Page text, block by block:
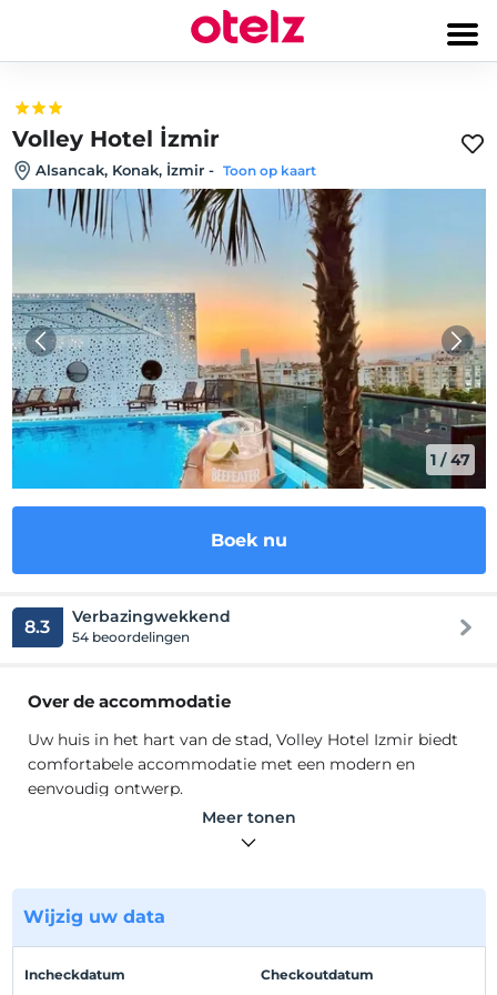
Volley Hotel İzmir
Alsancak, Konak, İzmir - Toon op kaart
1 /47
Boek nu
8.3 Verbazingwekkend
54 beoordelingen
Over de accommodatie
Uw huis in het hart van de stad, Volley Hotel Izmir biedt
comfortabele accommodatie met een modern en
eenvoudig ontwerp.
U zult zich bevoorrecht voelen in onze kamers die zijn
ingericht voor het comfort van uw gasten. In Alsancak,
Alsancak Indoor Sports Hall, kunt u degene kiezen die
het beste bij u past in ons hotel met een totale
samenkomen, kun je de vermoeidheid van je werkdag
Meer tonen
Wijzig uw data
Incheckdatum Checkoutdatum